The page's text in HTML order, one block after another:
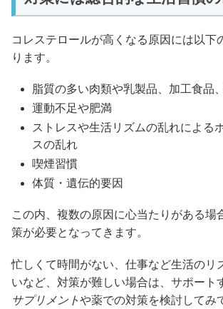
コレステロールが高くなる原因には以下
ります。
脂質の多い肉類や乳製品、加工食品
運動不足や肥満
ストレスや生活リズムの乱れによる
スの乱れ
喫煙習慣
体質・遺伝的要因
この内、複数の原因に心当たりがある場
策が必要となってきます。
忙しくて時間がない、仕事など生活のリ
いなど、対策が難しい場合は、サポート
サプリメントや薬での対策を検討してみ